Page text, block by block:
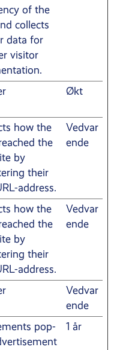
of the
collects
data for
visitor
Økt
how the
the
by
their
address.
Vedvar
ende
how the
the
by
their
address.
Vedvar
ende
Vedvar
ende
pop-
1 år